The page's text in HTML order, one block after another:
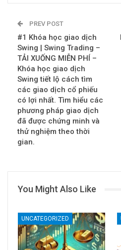
PREV POST
#1 Khóa học giao dịch
Swing | Swing Trading –
TẢI XUỐNG MIỄN PHÍ –
Khóa học giao dịch
Swing tiết lộ cách tìm
các giao dịch cổ phiếu
có lợi nhất. Tìm hiểu các
phương pháp giao dịch
đã được chứng minh và
thử nghiệm theo thời
gian.
You Might Also Like
UNCATEGORIZED